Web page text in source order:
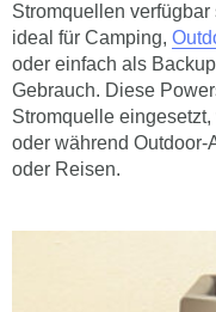
Stromquellen
ideal für Camping,
oder einfach als
Gebrauch. Diese
Stromquelle
oder während Outdoor-
oder Reisen.